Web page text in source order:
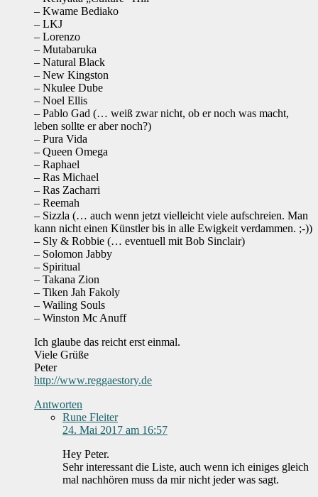
– Kwame Bediako
– LKJ
– Lorenzo
– Mutabaruka
– Natural Black
– New Kingston
– Nkulee Dube
– Noel Ellis
– Pablo Gad (… weiß zwar nicht, ob er noch was macht,
leben sollte er aber noch?)
– Pura Vida
– Queen Omega
– Raphael
– Ras Michael
– Ras Zacharri
– Reemah
– Sizzla (… auch wenn jetzt vielleicht viele aufschreien. Man
kann nicht einen Künstler bis in alle Ewigkeit verdammen. ;-))
– Sly & Robbie (… eventuell mit Bob Sinclair)
– Solomon Jabby
– Spiritual
– Takana Zion
– Tiken Jah Fakoly
– Wailing Souls
– Winston Mc Anuff
Ich glaube das reicht erst einmal.
Viele Grüße
Peter
http://www.reggaestory.de
Antworten
Rune Fleiter
24. Mai 2017 am 16:57
Hey Peter.
Sehr interessant die Liste, auch wenn ich einiges gleich
mal nachhören muss da mir nicht jeder was sagt.